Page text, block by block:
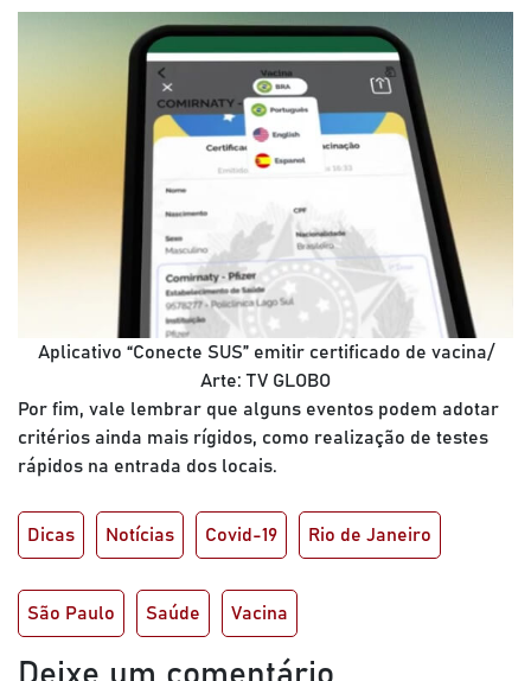
Aplicativo “Conecte SUS” emitir certificado de vacina/
Arte: TV GLOBO
Por fim, vale lembrar que alguns eventos podem adotar
critérios ainda mais rígidos, como realização de testes
rápidos na entrada dos locais.
Dicas Notícias Covid-19 Rio de Janeiro
São Paulo Saúde Vacina